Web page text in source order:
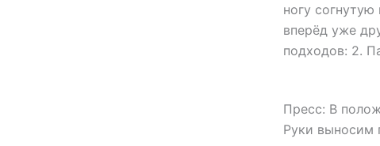
ногу
вперёд уже
подходов: 2.
Пресс: В
Руки выносим